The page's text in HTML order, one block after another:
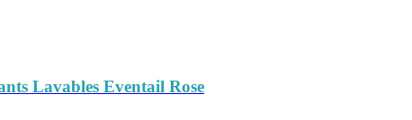
Lavables Eventail Rose